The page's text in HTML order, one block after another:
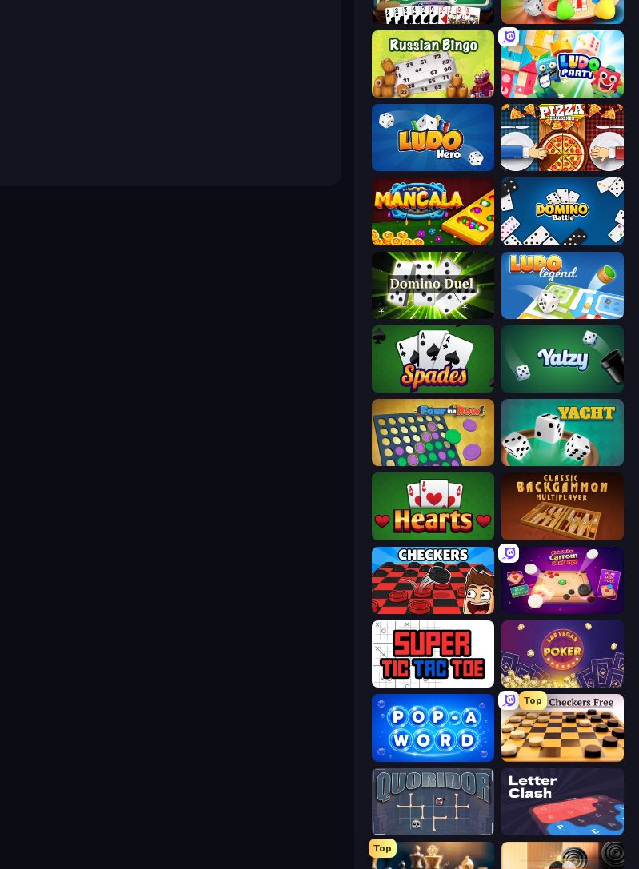
Gin Rummy Mania Ludo Star League
Russian Bingo Ludo Party
Pizza Challenge
Mancala Online Domino Battle
Domino Duel Ludo Legend
Spades
Four in a Row Yacht
Hearts: Classic Backgammon Online
Checkers & Draughts Multiplayer
Super Tic Tac Toe Las Vegas Poker
Pop-a-Word
Top
English Checkers Free
Quoridor Online LetterClash
Top